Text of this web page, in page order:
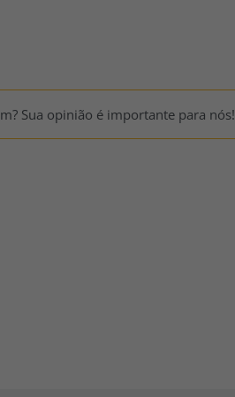
Sua opinião é importante para nós!